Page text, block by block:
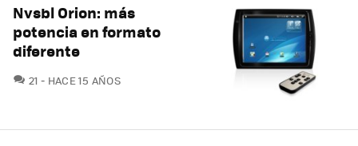
Nvsbl Orion: más
potencia en formato
diferente
21 COMENTARIOS
HACE 15 AÑOS